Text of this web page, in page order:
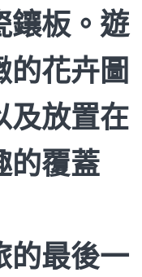
鑲板。遊
的花卉圖
及放置在
的覆蓋
的最後一